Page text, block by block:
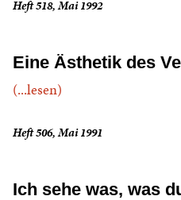
Heft 518, Mai 1992
Eine Ästhetik des
(...lesen)
Heft 506, Mai 1991
Ich sehe was, was